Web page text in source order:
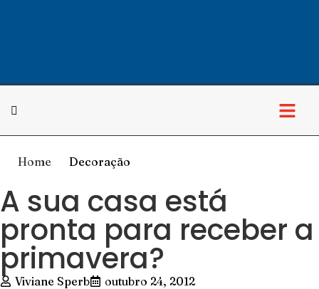
Home Decoração
A sua casa está
pronta para receber a
primavera?
Viviane Sperb
outubro 24, 2012